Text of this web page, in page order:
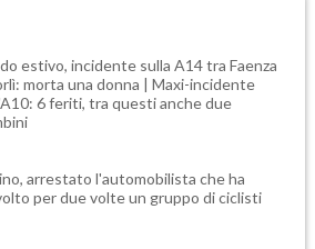
estivo, incidente sulla A14 tra Faenza
morta una donna | Maxi-incidente
6 feriti, tra questi anche due
arrestato l'automobilista che ha
per due volte un gruppo di ciclisti